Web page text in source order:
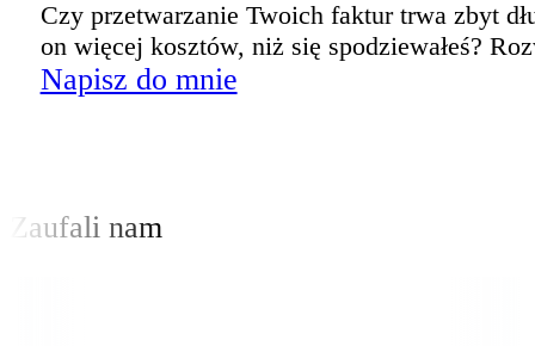
Czy przetwarzanie Twoich faktur trwa zbyt
on więcej kosztów, niż się spodziewałeś?
Napisz do mnie
Zaufali nam